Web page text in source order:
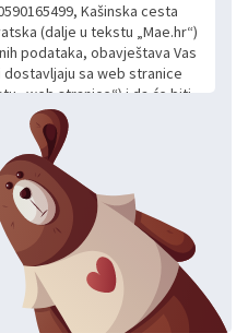
Kašinska cesta
(dalje u tekstu „Mae.hr“)
podataka, obavještava Vas
sa web stranice
„web stranice“) i da će biti
Izjave smatra se da
za prikupljanje i daljnju
koje ustupate Mae.hr
svrhu odgovora i daljnje
kroz kontakt obrazac.
podataka te ovu
odnosno niste dužni unositi
od prijavnih
na ovim web stranicama.
osobnim podacima
uredbi o zaštiti podataka